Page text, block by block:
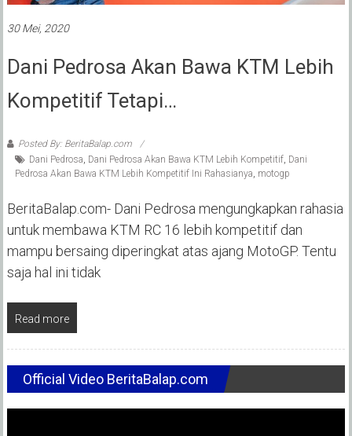
30 Mei, 2020
Dani Pedrosa Akan Bawa KTM Lebih
Kompetitif Tetapi…
Posted By: BeritaBalap.com
Dani Pedrosa Dani Pedrosa Akan Bawa KTM Lebih Kompetitif, Dani
Pedrosa Akan Bawa KTM Lebih Kompetitif Ini Rahasianya motogp
BeritaBalap.com- Dani Pedrosa mengungkapkan rahasia
untuk membawa KTM RC 16 lebih kompetitif dan
mampu bersaing diperingkat atas ajang MotoGP. Tentu
saja hal ini tidak
Read more
Official Video BeritaBalap.com